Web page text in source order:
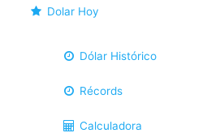
Dolar Hoy
Dólar Histórico
Récords
Calculadora